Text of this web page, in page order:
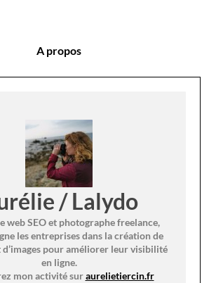
A propos
/ Lalydo
web SEO et photographe freelance,
les entreprises dans la création de
d’images pour améliorer leur visibilité
en ligne.
mon activité suraurelietiercin.fr